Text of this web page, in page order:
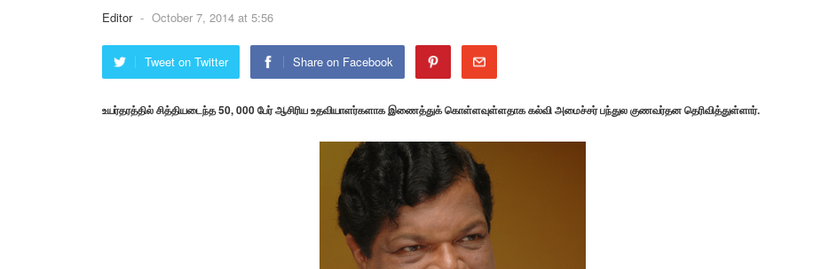
Editor - October 7, 2014 at 5:56
Tweet on Twitter Share on Facebook
உயர்தரத்தில் சித்தியடைந்த 50, 000 பேர் ஆசிரிய உதவியாளர்களாக இணைத்துக் கொள்ளவுள்ளதாக கல்வி அமைச்சர் பந்துல குணவர்தன தெரிவித்துள்ளார்.